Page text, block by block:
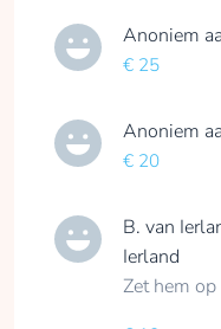
Anoniem
€ 25
Anoniem
€ 20
B. van
Ierland
Zet hem op